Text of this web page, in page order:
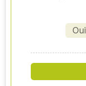
ARION 530 -
Oui